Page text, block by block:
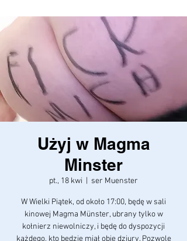
Użyj w Magma
Minster
pt., 18 kwi ser Muenster
W Wielki Piątek, od około 17:00, będę w sali
kinowej Magma Münster, ubrany tylko w
kołnierz niewolniczy, i będę do dyspozycji
każdego, kto będzie miał obie dziury. Pozwolę